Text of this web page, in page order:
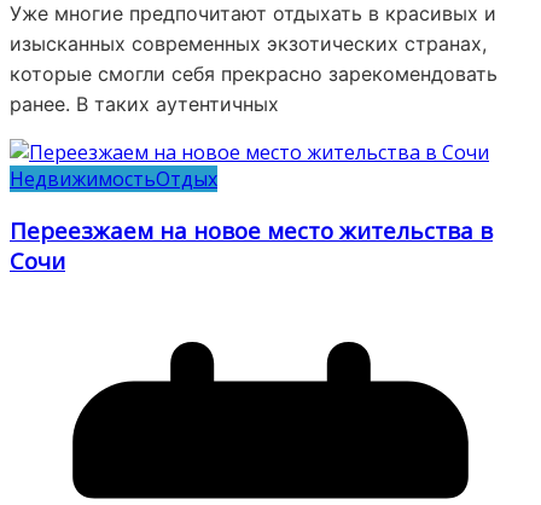
Уже многие предпочитают отдыхать в красивых и
изысканных современных экзотических странах,
которые смогли себя прекрасно зарекомендовать
ранее. В таких аутентичных
НедвижимостьОтдых
Переезжаем на новое место жительства в
Сочи